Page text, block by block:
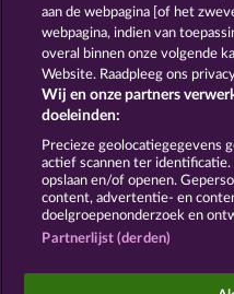
Algemene
Colofon
Sociale casino
aan de webpagina [of het
webpagina, indien van
overal binnen onze volgende
Website. Raadpleeg ons
Wij en onze partners
doeleinden:
Precieze geolocatiegegevens
actief scannen ter
opslaan en/of openen.
content, advertentie- en
doelgroepenonderzoek en
Partnerlijst (derden)